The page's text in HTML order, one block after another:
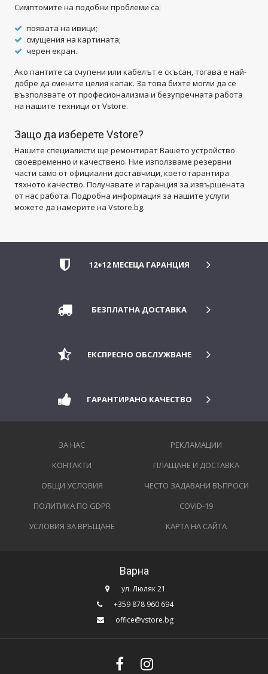
Симптомите на подобни проблеми са:
появата на ивици;
смущения на картината;
черен екран.
Ако пантите са счупени или кабелът е скъсан, тогава е най-
добре да смените целия капак. За това бихте могли да се
възползвате от професионализма и безупречната работа
на нашите техници от Vstore.
Защо да изберете Vstore?
Нашите специалисти ще ремонтират Вашето устройство
своевременно и качествено. Ние използваме резервни
части само от официални доставчици, което гарантира
тяхното качество. Получавате и гаранция за извършената
от нас работа. Подробна информация за нашите услуги
можете да намерите на Vstore.bg.
12+12 МЕСЕЦА ГАРАНЦИЯ
БЕЗПЛАТНА ДОСТАВКА
ЕКСПРЕСНО ОБСЛУЖВАНЕ
ГАРАНТИРАНО КАЧЕСТВО
ЗА НАС
КОНТАКТИ
ОБЩИ УСЛОВИЯ
ПОЛИТИКА ПО GDPR
УСЛОВИЯ ЗА ВРЪЩАНЕ
РЕКЛАМАЦИИ
ПЛАЩАНЕ И ДОСТАВКА
ЧЕСТО ЗАДАВАНИ ВЪПРОСИ
COVID-19
КАРТА НА САЙТА
Варна
ул. Люляк 21
+359 878 960 694
office@vstore.bg